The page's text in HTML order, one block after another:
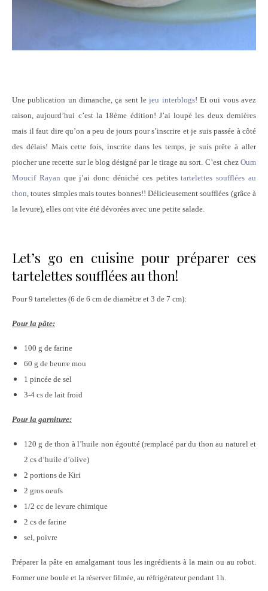
Une publication un dimanche, ça sent lejeu interblogs! Et oui vous avez
raison, aujourd’hui c’est la 18ème édition! J’ai loupé les deux dernières
mais il faut dire qu’on a peu de jours pour s’inscrire et je suis passée à côté
des délais! Mais cette fois, inscrite dans les temps, je suis prête à aller
piocher une recette sur le blog désigné par le tirage au sort. C’est chez Oum
Moucif Rayan que j’ai donc déniché ces petitestartelettes soufflées au
thon, toutes simples mais toutes bonnes!! Délicieusement soufflées (grâce à
la levure), elles ont vite été dévorées avec une petite salade.
Let’s go en cuisine pour préparer ces
tartelettes soufflées au thon!
Pour 9 tartelettes (6 de 6 cm de diamètre et 3 de 7 cm):
Pour la pâte:
100 g de farine
60 g de beurre mou
1 pincée de sel
3-4 cs de lait froid
Pour la garniture:
120 g de thon à l’huile non égoutté (remplacé par du thon au naturel et
2 cs d’huile d’olive)
2 portions de Kiri
2 gros oeufs
1/2 cc de levure chimique
2 cs de farine
sel, poivre
Préparer la pâte en amalgamant tous les ingrédients à la main ou au robot.
Former une boule et la réserver filmée, au réfrigérateur pendant 1h.